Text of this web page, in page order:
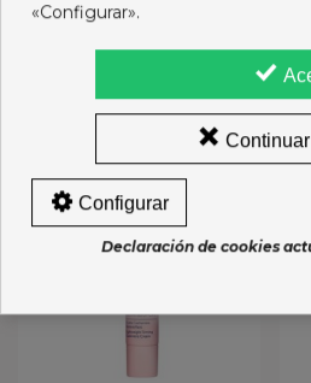
Opiniones
16 OTROS PRODUCTOS DE
«Configurar».
Configurar
Declaración de cookies